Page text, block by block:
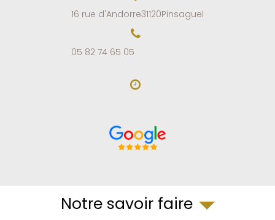
16 rue d'Andorre31120Pinsaguel
05 82 74 65 05
Notre savoir faire